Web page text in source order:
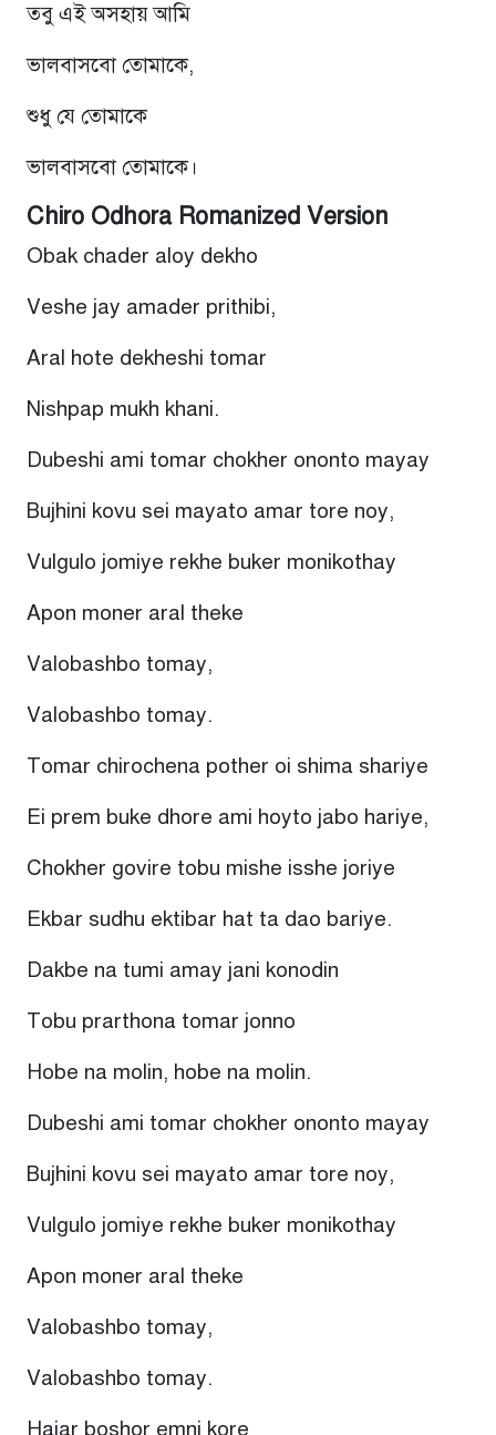
তবু এই অসহায় আমি
ভালবাসবো তোমাকে,
শুধু যে তোমাকে
ভালবাসবো তোমাকে।
Chiro Odhora Romanized Version
Obak chader aloy dekho
Veshe jay amader prithibi,
Aral hote dekheshi tomar
Nishpap mukh khani.
Dubeshi ami tomar chokher ononto mayay
Bujhini kovu sei mayato amar tore noy,
Vulgulo jomiye rekhe buker monikothay
Apon moner aral theke
Valobashbo tomay,
Valobashbo tomay.
Tomar chirochena pother oi shima shariye
Ei prem buke dhore ami hoyto jabo hariye,
Chokher govire tobu mishe isshe joriye
Ekbar sudhu ektibar hat ta dao bariye.
Dakbe na tumi amay jani konodin
Tobu prarthona tomar jonno
Hobe na molin, hobe na molin.
Dubeshi ami tomar chokher ononto mayay
Bujhini kovu sei mayato amar tore noy,
Vulgulo jomiye rekhe buker monikothay
Apon moner aral theke
Valobashbo tomay,
Valobashbo tomay.
Hajar boshor emni kore